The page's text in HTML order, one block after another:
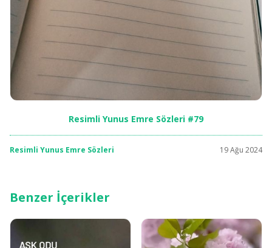
Resimli Yunus Emre Sözleri #79
Resimli Yunus Emre Sözleri 19 Ağu 2024
Benzer İçerikler